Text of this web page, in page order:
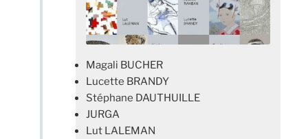
Magali BUCHER
Lucette BRANDY
Stéphane DAUTHUILLE
JURGA
Lut LALEMAN